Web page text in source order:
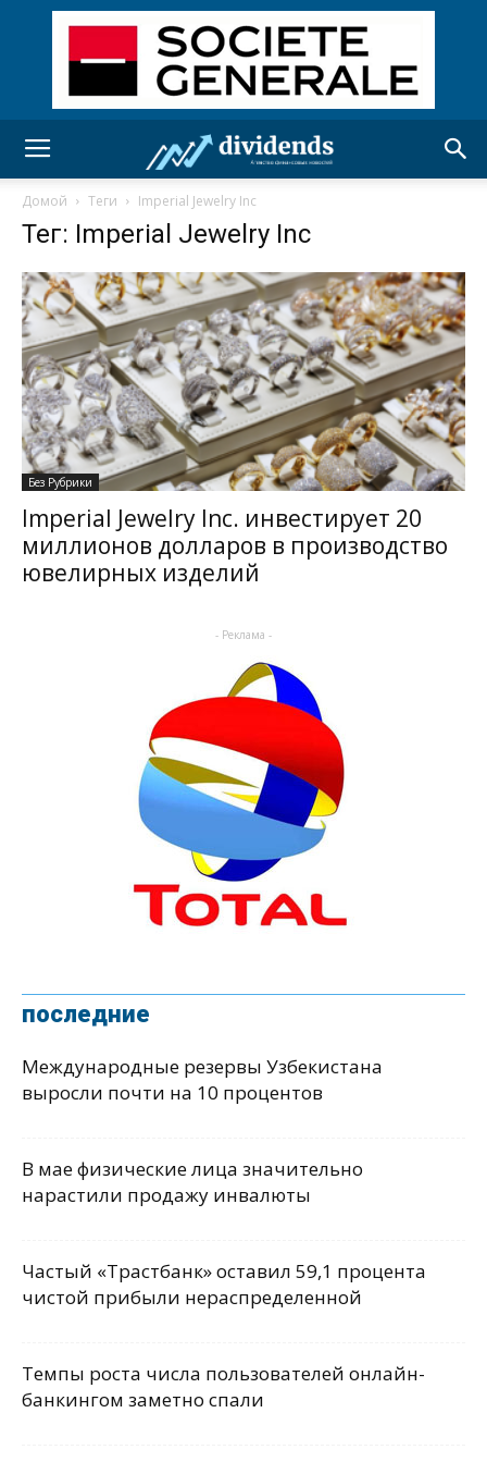
Домой Теги Imperial Jewelry Inc
Тег: Imperial Jewelry Inc
Без Рубрики
Imperial Jewelry Inc. инвестирует 20
миллионов долларов в производство
ювелирных изделий
- Реклама -
последние
Международные резервы Узбекистана
выросли почти на 10 процентов
В мае физические лица значительно
нарастили продажу инвалюты
Частый «Трастбанк» оставил 59,1 процента
чистой прибыли нераспределенной
Темпы роста числа пользователей онлайн-
банкингом заметно спали